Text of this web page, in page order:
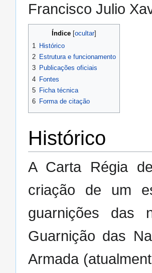
Francisco Julio
Índice
1
Histórico
2 Estrutura e funcionamento
3 Publicações oficiais
4 Fontes
5 Ficha técnica
6 Forma de citação
Histórico
A Carta Régia
criação de um
guarnições das
Guarnição das
Armada